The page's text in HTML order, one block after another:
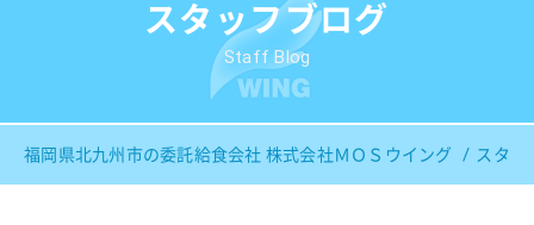
スタッフブログ
Staff Blog
福岡県北九州市の委託給食会社 株式会社ＭＯＳウイング スタッ